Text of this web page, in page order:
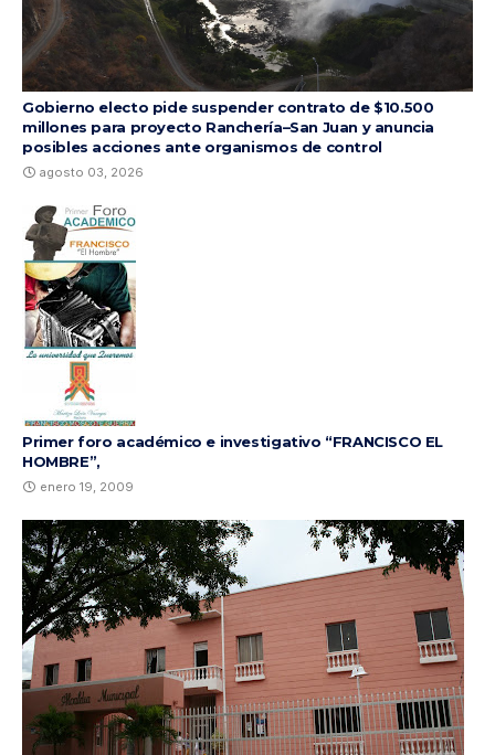
Gobierno electo pide suspender contrato de $10.500
millones para proyecto Ranchería–San Juan y anuncia
posibles acciones ante organismos de control
agosto 03, 2026
Primer foro académico e investigativo “FRANCISCO EL
HOMBRE”,
enero 19, 2009